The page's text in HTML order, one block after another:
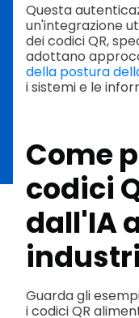
Questa
un'integrazione
dei codici QR,
adottano
della postura
i sistemi e le
Come
codici
dall'IA
Guarda gli
i codici QR